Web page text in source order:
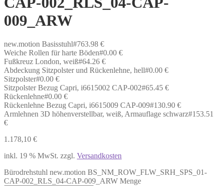
009_ARW
new.motion Basisstuhl#763.98 €
Weiche Rollen für harte Böden#0.00 €
Fußkreuz London, weiß#64.26 €
Abdeckung Sitzpolster und Rückenlehne, hell#0.00 €
Sitzpolster#0.00 €
Sitzpolster Bezug Capri, i6615002 CAP-002#65.45 €
Rückenlehne#0.00 €
Rückenlehne Bezug Capri, i6615009 CAP-009#130.90 €
Armlehnen 3D höhenverstellbar, weiß, Armauflage schwarz#153.51
€
1.178,10 €
inkl. 19 % MwSt. zzgl. Versandkosten
Bürodrehstuhl new.motion BS_NM_ROW_FLW_SRH_SPS_01-
CAP-002_RLS_04-CAP-009_ARW Menge